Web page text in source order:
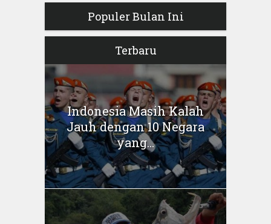
Populer Bulan Ini
Terbaru
Indonesia Masih Kalah
Jauh dengan 10 Negara
yang...